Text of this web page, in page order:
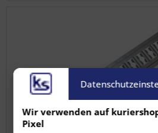
Wir verwenden auf
Pixel